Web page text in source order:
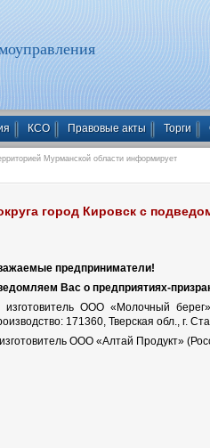
КСО Правовые акты Торги
Мурманской области информирует
город Кировск с
предприниматели!
Вас о предприятиях-
ООО «Молочный
171360, Тверская обл., г.
ООО «Алтай Продукт»